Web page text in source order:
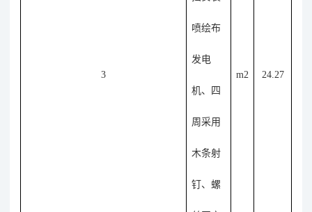
3
喷绘布
发电
机、四
周采用
木条射
钉、螺
m2 24.27